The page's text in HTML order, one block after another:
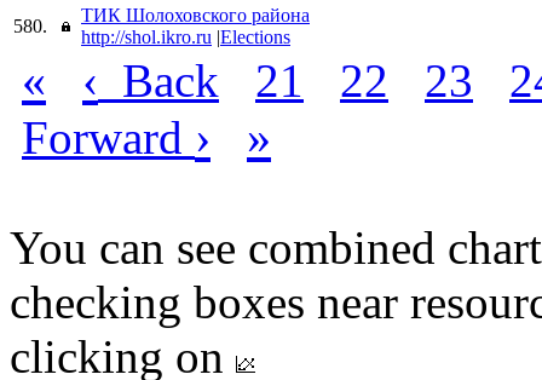
580.
ТИК Шолоховского района
http://shol.ikro.ru |Elections
« ‹ Back 21 22 23
Forward › »
You can see combined
checking boxes near
clicking on